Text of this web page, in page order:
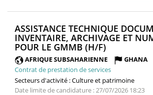
ASSISTANCE TECHNIQUE
INVENTAIRE, ARCHIVAGE ET
POUR LE GMMB (H/F)
FENÊTRE)
AFRIQUE SUBSAHARIENNE GHANA
Contrat de prestation de services
Secteurs d'activité :Culture et patrimoine
Date limite de candidature : 27/07/2026 18:23